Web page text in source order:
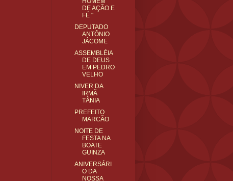
DE AÇÃO E
FÉ "
DEPUTADO
ANTÔNIO
JÁCOME
ASSEMBLÉIA
DE DEUS
EM PEDRO
VELHO
NIVER DA
IRMÃ
TÂNIA
PREFEITO
MARCÃO
NOITE DE
FESTA NA
BOATE
GUINZA
ANIVERSÁRI
O DA
NOSSA